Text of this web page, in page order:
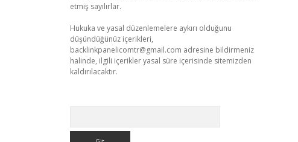
etmiş sayılırlar.
Hukuka ve yasal düzenlemelere aykırı olduğunu
düşündüğünüz içerikleri,
backlinkpanelicomtr@gmail.com adresine bildirmeniz
halinde, ilgili içerikler yasal süre içerisinde sitemizden
kaldırılacaktır.